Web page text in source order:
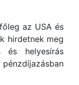
az USA és
hirdetnek meg
és helyesírás